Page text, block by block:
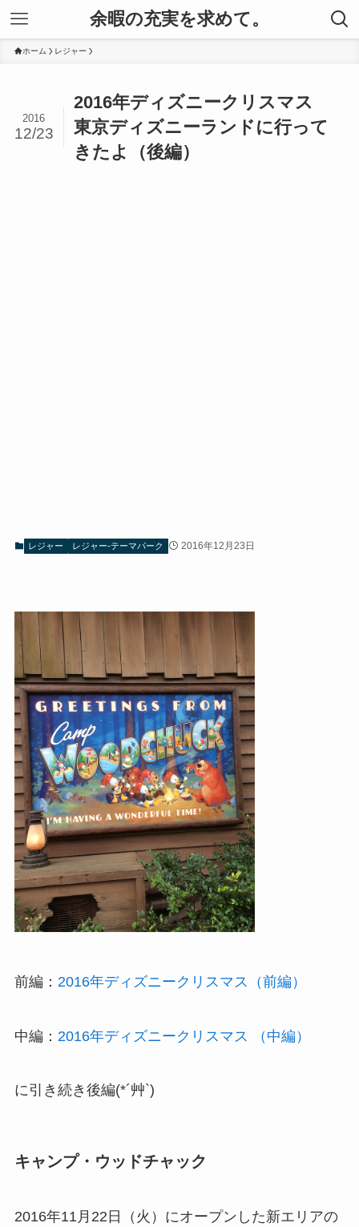
余暇の充実を求めて。
ホーム レジャー
2016年ディズニークリスマス
東京ディズニーランドに行って
きたよ（後編）
2016
12/23
レジャー レジャー-テーマパーク 2016年12月23日
前編： 2016年ディズニークリスマス（前編）
中編： 2016年ディズニークリスマス （中編）
に引き続き後編(*´艸`)
キャンプ・ウッドチャック
2016年11月22日（火）にオープンした新エリアの